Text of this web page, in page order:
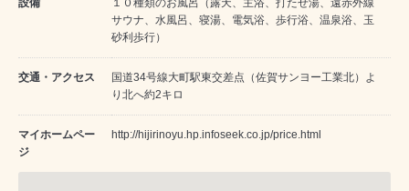
サウナ、水風呂、寝湯、電気浴、歩行浴、温泉浴、玉
砂利歩行）
交通・アクセス
国道34号線大町駅東交差点（佐賀サンヨー工業北）よ
り北へ約2キロ
マイホームペー
ジ
http://hijirinoyu.hp.infoseek.co.jp/price.html